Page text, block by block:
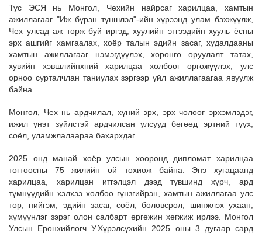
Тус ЭСЯ нь Монгол, Чехийн найрсаг харилцаа, хамтын
ажиллагааг "Иж бүрэн түншлэл"-ийн хүрээнд улам бэхжүүлж,
Чех улсад аж төрж буй иргэд, хуулийн этгээдийн хууль ёсны
эрх ашгийг хамгаалах, хоёр талын эдийн засаг, худалдааны
хамтын ажиллагааг нэмэгдүүлэх, хөрөнгө оруулалт татах,
хувийн хэвшлийнхний харилцаа холбоог өргөжүүлэх, улс
орноо сурталчлан таниулах зэргээр үйл ажиллагаагаа явуулж
байна.
Монгол, Чех нь ардчилал, хүний эрх, эрх чөлөөг эрхэмлэдэг,
ижил үнэт зүйлстэй ардчилсан улсууд бөгөөд эртний түүх,
соёл, уламжлалаараа бахархдаг.
2025 онд манай хоёр улсын хооронд дипломат харилцаа
тогтоосны 75 жилийн ой тохиож байна. Энэ хугацаанд
харилцаа, харилцан итгэлцэл дээд түвшинд хүрч, ард
түмнүүдийн хэлхээ холбоо гүнзгийрэн, хамтын ажиллагаа улс
төр, нийгэм, эдийн засаг, соёл, боловсрол, шинжлэх ухаан,
хүмүүнлэг зэрэг олон салбарт өргөжин хөгжиж ирлээ. Монгол
Улсын Ерөнхийлөгч У.Хүрэлсүхийн 2025 оны 3 дугаар сард